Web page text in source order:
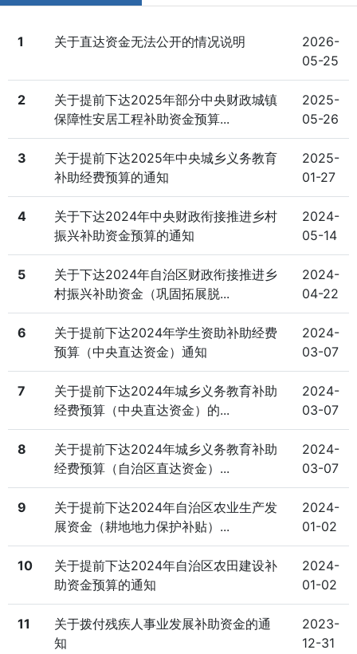
1 关于直达资金无法公开的情况说明
2026-
05-25
2
关于提前下达2025年部分中央财政城镇
保障性安居工程补助资金预算...
2025-
05-26
3
关于提前下达2025年中央城乡义务教育
补助经费预算的通知
2025-
01-27
4
关于下达2024年中央财政衔接推进乡村
振兴补助资金预算的通知
2024-
05-14
5
关于下达2024年自治区财政衔接推进乡
村振兴补助资金（巩固拓展脱...
2024-
04-22
6
关于提前下达2024年学生资助补助经费
预算（中央直达资金）通知
2024-
03-07
7
关于提前下达2024年城乡义务教育补助
经费预算（中央直达资金）的...
2024-
03-07
8
关于提前下达2024年城乡义务教育补助
经费预算（自治区直达资金）...
2024-
03-07
9
关于提前下达2024年自治区农业生产发
展资金（耕地地力保护补贴）...
2024-
01-02
10
关于提前下达2024年自治区农田建设补
助资金预算的通知
2024-
01-02
11
关于拨付残疾人事业发展补助资金的通
知
2023-
12-31